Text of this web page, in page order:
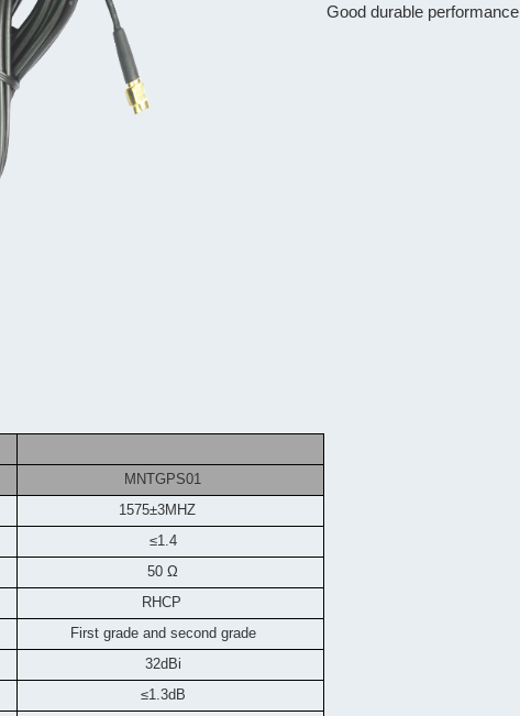
Good durable performance
MNTGPS01
1575±3MHZ
≤1.4
50 Ω
RHCP
First grade and second grade
32dBi
≤1.3dB